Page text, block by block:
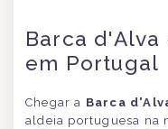
Barca
em Portugal
Chegar a Barca
aldeia portuguesa na